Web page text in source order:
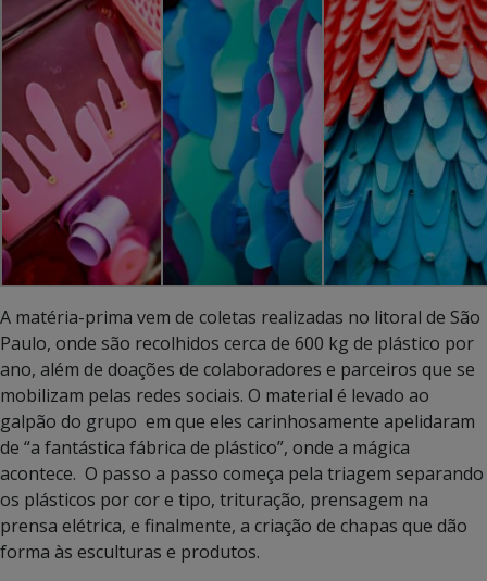
A matéria-prima vem de coletas realizadas no litoral de São
Paulo, onde são recolhidos cerca de 600 kg de plástico por
ano, além de doações de colaboradores e parceiros que se
mobilizam pelas redes sociais. O material é levado ao
galpão do grupo em que eles carinhosamente apelidaram
de “a fantástica fábrica de plástico”, onde a mágica
acontece. O passo a passo começa pela triagem separando
os plásticos por cor e tipo, trituração, prensagem na
prensa elétrica, e finalmente, a criação de chapas que dão
forma às esculturas e produtos.